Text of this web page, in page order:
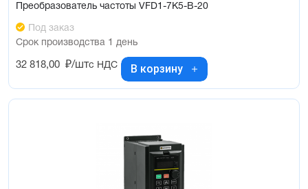
Преобразователь частоты VFD1-7K5-B-20
Под заказ
Срок производства 1 день
32 818,00 ₽/штс НДС В корзину